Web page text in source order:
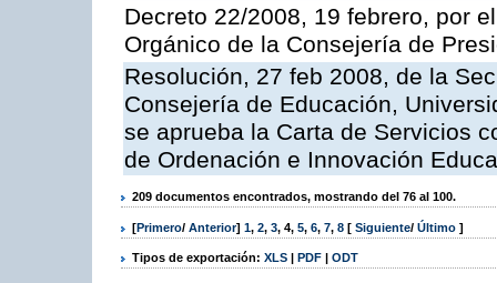
Decreto 22/2008, 19 febrero, por
Orgánico de la Consejería de
Resolución, 27 feb 2008, de la
Consejería de Educación,
se aprueba la Carta de Servicios
de Ordenación e Innovación
209 documentos encontrados, mostrando del 76 al 100.
[Primero/ Anterior] 1, 2, 3, 4, 5, 6, 7, 8 [ Siguiente/ Último ]
Tipos de exportación: XLS | PDF | ODT